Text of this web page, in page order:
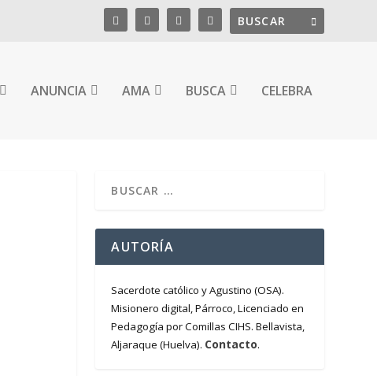
ANUNCIA AMA BUSCA CELEBRA
AUTORÍA
Sacerdote católico y Agustino (OSA).
Misionero digital, Párroco, Licenciado en
Pedagogía por Comillas CIHS. Bellavista,
Aljaraque (Huelva). Contacto.